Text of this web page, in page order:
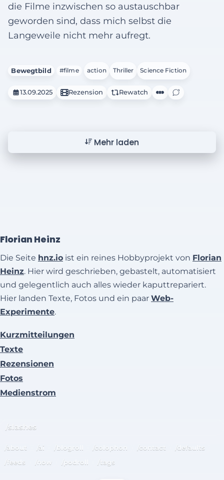
die Filme inzwischen so austauschbar
geworden sind, dass mich selbst die
Langeweile nicht mehr aufregt.
Bewegtbild #filme action Thriller Science Fiction
13.09.2025 Rezension Rewatch
Mehr laden
Florian Heinz
Die Seite hnz.io ist ein reines Hobbyprojekt von Florian
Heinz. Hier wird geschrieben, gebastelt, automatisiert
und gelegentlich auch alles wieder kaputtrepariert.
Hier landen Texte, Fotos und ein paar Web-
Experimente.
Kurzmitteilungen
Texte
Rezensionen
Fotos
Medienstrom
/slashes
/about /ai /blogroll /colophon /contact
/defaults
/feeds
/now /podroll /tags